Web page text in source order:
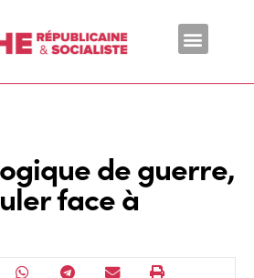
de guerre,
face à